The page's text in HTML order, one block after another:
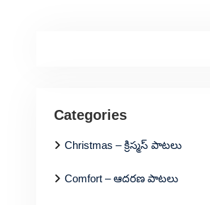
Categories
Christmas – క్రిస్మస్ పాటలు
Comfort – ఆదరణ పాటలు